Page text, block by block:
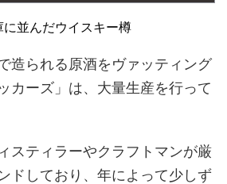
造られる原酒をヴァッティング
カーズ」は、大量生産を行って
スティラーやクラフトマンが厳
ドしており、年によって少しず